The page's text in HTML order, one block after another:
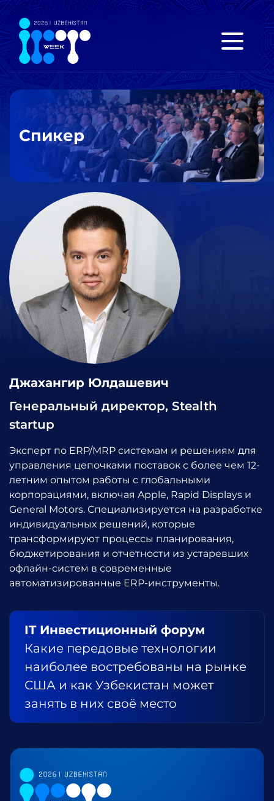
Спикер
Джахангир Юлдашевич
Генеральный директор, Stealth
startup
Эксперт по ERP/MRP системам и решениям для
управления цепочками поставок с более чем 12-
летним опытом работы с глобальными
корпорациями, включая Apple, Rapid Displays и
General Motors. Специализируется на разработке
индивидуальных решений, которые
трансформируют процессы планирования,
бюджетирования и отчетности из устаревших
офлайн-систем в современные
автоматизированные ERP-инструменты.
IT Инвестиционный форум
Какие передовые технологии
наиболее востребованы на рынке
США и как Узбекистан может
занять в них своё место